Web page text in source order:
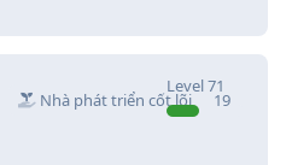
Nhà phát triển cốt lõi
Level71
19